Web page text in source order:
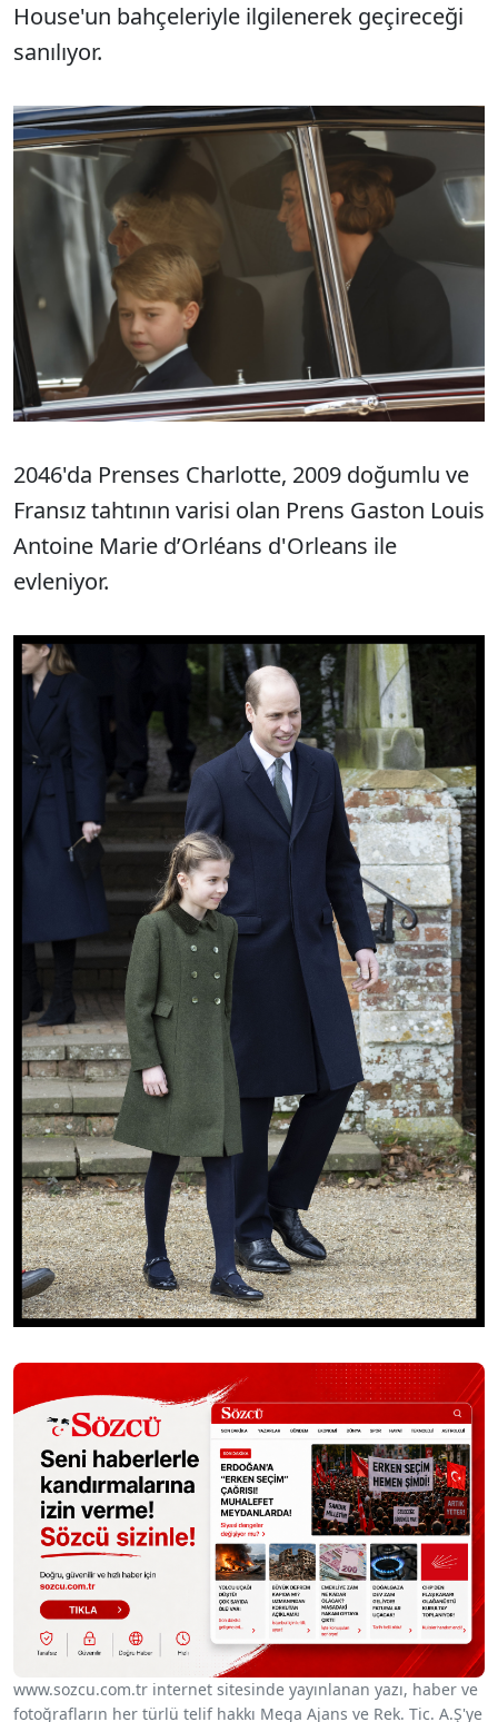
House'un bahçeleriyle ilgilenerek geçireceği
sanılıyor.
2046'da Prenses Charlotte, 2009 doğumlu ve
Fransız tahtının varisi olan Prens Gaston Louis
Antoine Marie d’Orléans d'Orleans ile
evleniyor.
www.sozcu.com.tr internet sitesinde yayınlanan yazı, haber ve
fotoğrafların her türlü telif hakkı Mega Ajans ve Rek. Tic. A.Ş'ye